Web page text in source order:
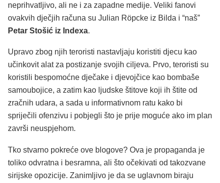
neprihvatljivo, ali ne i za zapadne medije. Veliki fanovi
ovakvih dječjih računa su Julian Röpcke iz Bilda i “naš”
Petar Stošić iz Indexa.
Upravo zbog njih teroristi nastavljaju koristiti djecu kao
učinkovit alat za postizanje svojih ciljeva. Prvo, teroristi su
koristili bespomoćne dječake i djevojčice kao bombaše
samoubojice, a zatim kao ljudske štitove koji ih štite od
zračnih udara, a sada u informativnom ratu kako bi
spriječili ofenzivu i pobjegli što je prije moguće ako im plan
završi neuspjehom.
Tko stvarno pokreće ove blogove? Ova je propaganda je
toliko odvratna i besramna, ali što očekivati od takozvane
sirijske opozicije. Zanimljivo je da se uglavnom biraju